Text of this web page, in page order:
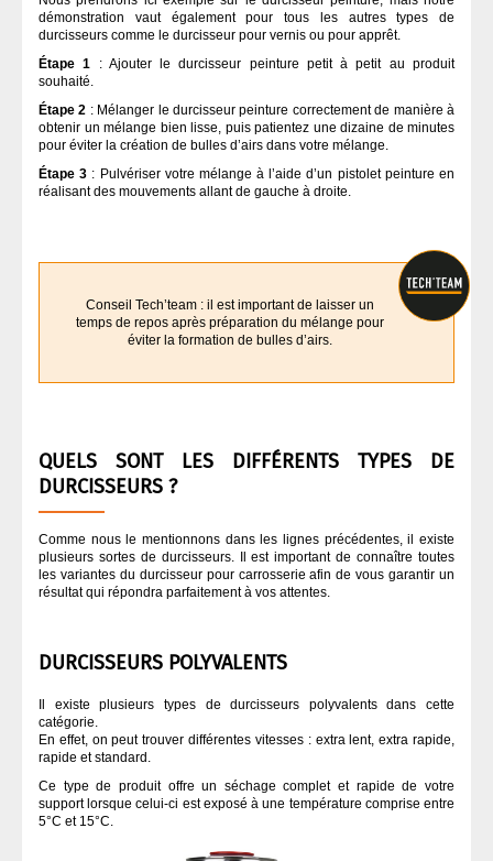
démonstration vaut également pour tous les autres types de
durcisseurs comme le durcisseur pour vernis ou pour apprêt.
Étape 1 : Ajouter le durcisseur peinture petit à petit au produit
souhaité.
Étape 2 : Mélanger le durcisseur peinture correctement de manière à
obtenir un mélange bien lisse, puis patientez une dizaine de minutes
pour éviter la création de bulles d’airs dans votre mélange.
Étape 3 : Pulvériser votre mélange à l’aide d’un pistolet peinture en
réalisant des mouvements allant de gauche à droite.
Conseil Tech’team : il est important de laisser un
temps de repos après préparation du mélange pour
éviter la formation de bulles d’airs.
QUELS SONT LES DIFFÉRENTS TYPES DE
DURCISSEURS ?
Comme nous le mentionnons dans les lignes précédentes, il existe
plusieurs sortes de durcisseurs. Il est important de connaître toutes
les variantes du durcisseur pour carrosserie afin de vous garantir un
résultat qui répondra parfaitement à vos attentes.
DURCISSEURS POLYVALENTS
Il existe plusieurs types de durcisseurs polyvalents dans cette
catégorie.
En effet, on peut trouver différentes vitesses : extra lent, extra rapide,
rapide et standard.
Ce type de produit offre un séchage complet et rapide de votre
support lorsque celui-ci est exposé à une température comprise entre
5°C et 15°C.